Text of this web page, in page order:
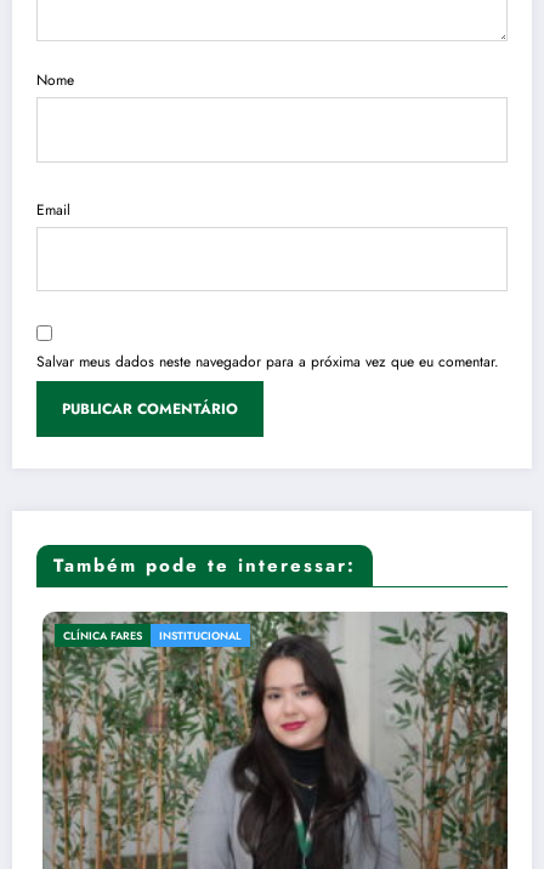
Nome
Email
Salvar meus dados neste navegador para a próxima vez que eu comentar.
Também pode te interessar:
CLÍNICA FARES